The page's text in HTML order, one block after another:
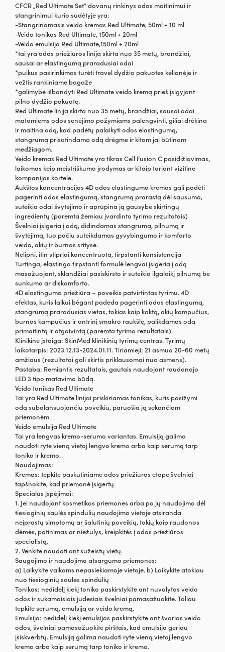
CFCR „Red Ultimate Set” dovanų rinkinys odos maitinimui ir
stangrinimui kurio sudėtyje yra:
-Stangrinamasis veido kremas Red Ultimate, 50ml + 10 ml
-Veido tonikas Red Ultimate, 150ml + 20ml
-Veido emulsija Red Ultimate,150ml + 20ml
*tai yra odos priežiūros linija skirta nuo 35 metų, brandžiai,
sausai ar elastingumą praradusiai odai
*puikus pasirinkimas turėti travel dydžio pakuotes kelionėje ir
vežtis rankiniame bagaže
*galimybė išbandyti Red Ultimate veido kremą prieš įsigyjant
pilno dydžio pakuotę.
Red Ultimate linija skirta nuo 35 metų, brandžiai, sausai odai
matomiems odos senėjimo požymiams palengvinti, giliai drėkina
ir maitina odą, kad padėtų palaikyti odos elastingumą,
stangrumą prisotindama odą drėgme ir kitom jai būtinom
medžiagom.
Veido kremas Red Ultimate yra tikras Cell Fusion C pasidižiavimas,
laikomas keip meistriškumo įrodymas ar kitaip tariant vizitine
kompanijos kortele.
Aukštos koncentracijos 4D odos elastingumo kremas gali padėti
pagerinti odos elastingumą, stangrumą prarastą dėl sausumo,
suteikia odai švytėjimo ir aprūpina ją gausybe skirtingų
ingredientų (paremta žemiau įvardinto tyrimo rezultatais)
Švelniai įsigeria į odą, didindamas stangrumą, pilnumą ir
švytėjimą, tuo pačiu suteikdamas gyvybingumo ir komforto
veido, akių ir burnos srityse.
Nelipni, itin stipriai koncentruota, tirpstanti konsistencija
Turtinga, elastinga tirpstanti formulė lengvai įsigeria į odą
masažuojant, sklandžiai pasiskirsto ir suteikia ilgalaikį pilnumą be
sunkumo ar diskomforto.
4D elastingumo priežiūra – poveikis patvirtintas tyrimu. 4D
efektas, kuris laikui bėgant padeda pagerinti odos elastingumą,
stangrumą praradusias vietas, tokias kaip kaktą, akių kampučius,
burnos kampučius ir antrinį smakro raukšlę, palikdamas odą
primaitintą ir atgaivintą (paremta tyrimo rezultatais).
Klinikinė įstaiga: SkinMed klinikinių tyrimų centras. Tyrimų
laikotarpis: 2023.12.13-2024.01.11. Tiriamieji: 21 asmuo 20-60 metų
amžiaus (rezultatai gali skirtis priklausomai nuo asmens).
Pastaba: Remiantis rezultatais, gautais naudojant raudonojo
LED 3 tipo matavimo būdą.
Veido tonikas Red Ultimate
Tai yra Red Ultimate linijai priskiriamas tonikas, kuris pasižymi
odą subalansuojančiu poveikiu, paruošia ją sekančiom
priemonėm.
Veido emulsija Red Ultimate
Tai yra lengvas kremo-serumo variantas. Emulsiją galima
naudoti ryte vieną vietoj lengvo kremo arba kaip serumą tarp
toniko ir kremo.
Naudojimas:
Kremas: tepkite paskutiniame odos priežiūros etape švelniai
tapšnokite, kad priemonė įsigertų.
Specialūs įspėjimai:
1. Jei naudojant kosmetikos priemones arba po jų naudojimo dėl
tiesioginių saulės spindulių naudojimo vietoje atsiranda
neįprastų simptomų ar šalutinių poveikių, tokių kaip raudonos
dėmės, patinimas ar niežulys, kreipkitės į odos priežiūros
specialistą.
2. Venkite naudoti ant sužeistų vietų.
Saugojimo ir naudojimo atsargumo priemonės:
a) Laikykite vaikams nepasiekiamoje vietoje. b) Laikykite atokiau
nuo tiesioginių saulės spindulių
Tonikas: nedidelį kiekį toniko paskirstykite ant nuvalytos veido
odos ir sukamaisiais judesiais švelniai pamasažuokite. Toliau
tepkite serumą, emulsiją ar veido kremą.
Emulsija: nedidelį kiekį emulsijos paskirstykite ant švarios veido
odos, švelniai pamasažuokite pirštais, kad emulsija geriau
įsiskverbtų. Emulsiją galima naudoti ryte vieną vietoj lengvo
kremo arba kaip serumą tarp toniko ir kremo.